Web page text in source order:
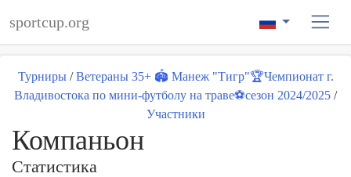
sportcup.org
Турниры / Ветераны 35+ 🏟 Манеж "Тигр"🏆Чемпионат г.
Владивостока по мини-футболу на траве⚽️сезон 2024/2025 /
Участники
Компаньон
Статистика